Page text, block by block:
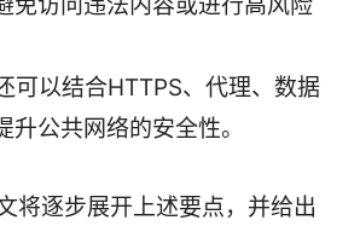
可以结合HTTPS、代理、数据
升公共网络的安全性。
将逐步展开上述要点，并给出